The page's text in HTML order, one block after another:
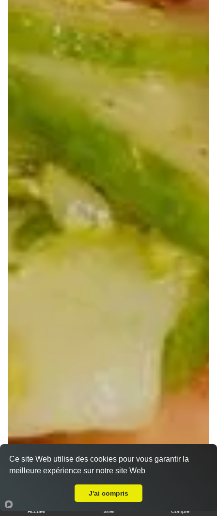
Nos Wraps à emporter proche Geispolsheim Gare
(67118)
Accueil Panier Compte
Ce site Web utilise des cookies pour vous garantir la
meilleure expérience sur notre site Web
J'ai compris